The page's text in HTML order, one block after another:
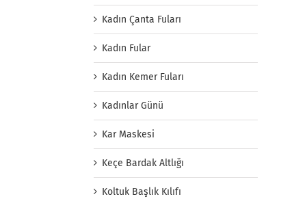
Kadın Çanta Fuları
Kadın Fular
Kadın Kemer Fuları
Kadınlar Günü
Kar Maskesi
Keçe Bardak Altlığı
Koltuk Başlık Kılıfı